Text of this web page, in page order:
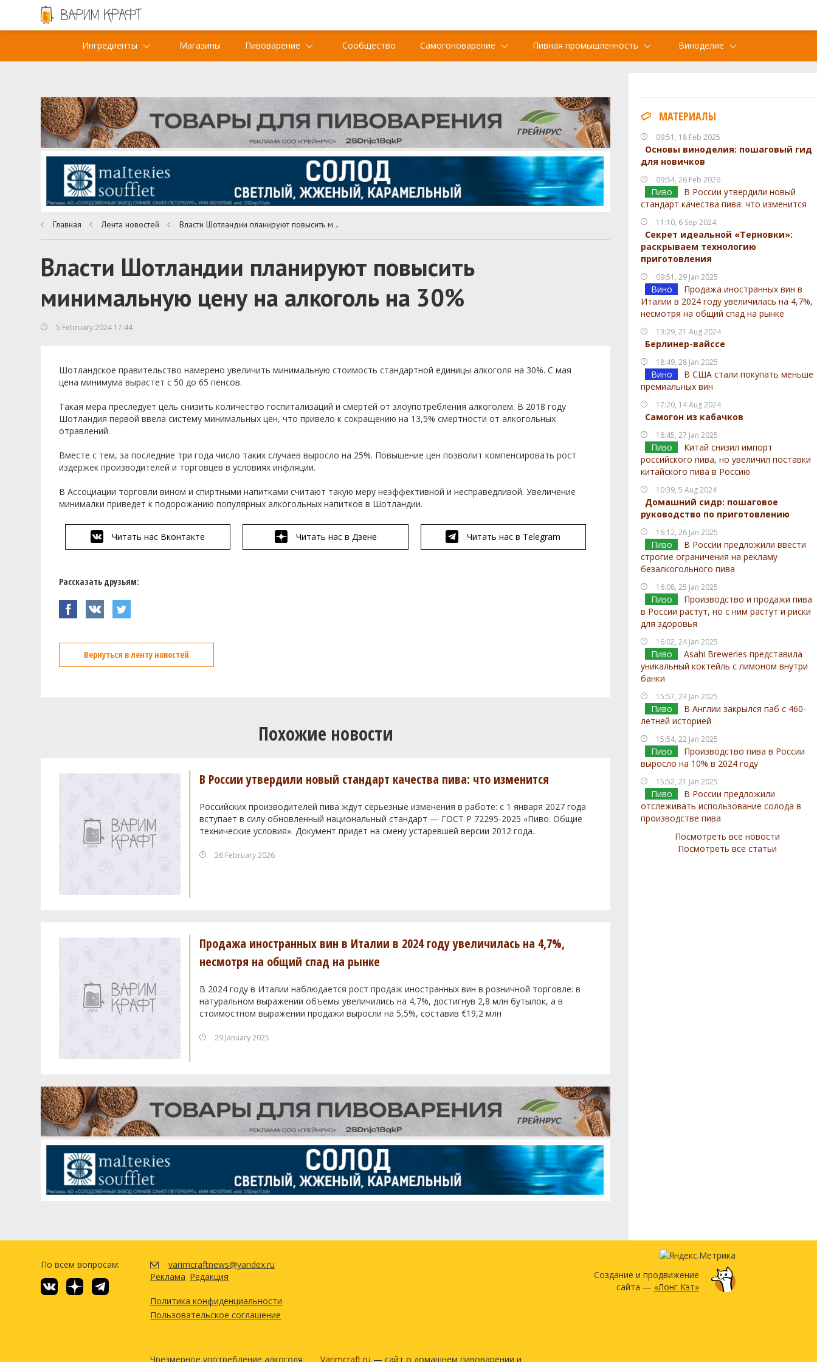
Ингредиенты Магазины Пивоварение Сообщество Самогоноварение Пивная промышленность Виноделие
МАТЕРИАЛЫ
09:51, 18 Feb 2025
Основы виноделия: пошаговый гид
для новичков
09:54, 26 Feb 2026
Пиво
В России утвердили новый
стандарт качества пива: что изменится
11:10, 6 Sep 2024
Секрет идеальной «Терновки»:
раскрываем технологию
приготовления
09:51, 29 Jan 2025
Вино
Продажа иностранных вин в
Италии в 2024 году увеличилась на 4,7%,
несмотря на общий спад на рынке
13:29, 21 Aug 2024
Берлинер-вайссе
18:49, 28 Jan 2025
Вино
В США стали покупать меньше
премиальных вин
17:20, 14 Aug 2024
Самогон из кабачков
18:45, 27 Jan 2025
Пиво
Китай снизил импорт
российского пива, но увеличил поставки
китайского пива в Россию
10:39, 5 Aug 2024
Домашний сидр: пошаговое
руководство по приготовлению
16:12, 26 Jan 2025
Пиво
В России предложили ввести
строгие ограничения на рекламу
безалкогольного пива
16:08, 25 Jan 2025
Пиво
Производство и продажи пива
в России растут, но с ним растут и риски
для здоровья
16:02, 24 Jan 2025
Пиво
Asahi Breweries представила
уникальный коктейль с лимоном внутри
банки
15:57, 23 Jan 2025
Пиво
В Англии закрылся паб с 460-
летней историей
15:54, 22 Jan 2025
Пиво
Производство пива в России
выросло на 10% в 2024 году
15:52, 21 Jan 2025
Пиво
В России предложили
отслеживать использование солода в
производстве пива
Посмотреть все новости
Посмотреть все статьи
Главная Лента новостей Власти Шотландии планируют повысить минимальную цену на алкоголь на 30%
Власти Шотландии планируют повысить
минимальную цену на алкоголь на 30%
5 February 2024 17:44
Шотландское правительство намерено увеличить минимальную стоимость стандартной единицы алкоголя на 30%. С мая
цена минимума вырастет с 50 до 65 пенсов.
Такая мера преследует цель снизить количество госпитализаций и смертей от злоупотребления алкоголем. В 2018 году
Шотландия первой ввела систему минимальных цен, что привело к сокращению на 13,5% смертности от алкогольных
отравлений.
Вместе с тем, за последние три года число таких случаев выросло на 25%. Повышение цен позволит компенсировать рост
издержек производителей и торговцев в условиях инфляции.
В Ассоциации торговли вином и спиртными напитками считают такую меру неэффективной и несправедливой. Увеличение
минималки приведет к подорожанию популярных алкогольных напитков в Шотландии.
Читать нас Вконтакте Читать нас в Дзене Читать нас в Telegram
Рассказать друзьям:
Вернуться в ленту новостей
Похожие новости
В России утвердили новый стандарт качества пива: что изменится
Российских производителей пива ждут серьезные изменения в работе: с 1 января 2027 года
вступает в силу обновленный национальный стандарт — ГОСТ Р 72295-2025 «Пиво. Общие
технические условия». Документ придет на смену устаревшей версии 2012 года.
26 February 2026
Продажа иностранных вин в Италии в 2024 году увеличилась на 4,7%,
несмотря на общий спад на рынке
В 2024 году в Италии наблюдается рост продаж иностранных вин в розничной торговле: в
натуральном выражении объемы увеличились на 4,7%, достигнув 2,8 млн бутылок, а в
стоимостном выражении продажи выросли на 5,5%, составив €19,2 млн
29 January 2025
По всем вопросам:
varimcraftnews@yandex.ru
Реклама Редакция
Политика конфиденциальности
Пользовательское соглашение
Чрезмерное употребление алкоголя Varimcraft.ru — сайт о домашнем пивоварении и
Создание и продвижение
сайта — «Лонг Кэт»